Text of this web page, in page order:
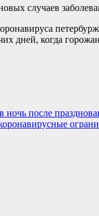
случаев
дней, когда
ночь после